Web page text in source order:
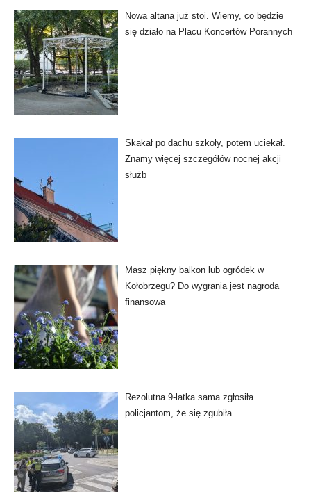
Nowa altana już stoi. Wiemy, co będzie
się działo na Placu Koncertów Porannych
Skakał po dachu szkoły, potem uciekał.
Znamy więcej szczegółów nocnej akcji
służb
Masz piękny balkon lub ogródek w
Kołobrzegu? Do wygrania jest nagroda
finansowa
Rezolutna 9-latka sama zgłosiła
policjantom, że się zgubiła